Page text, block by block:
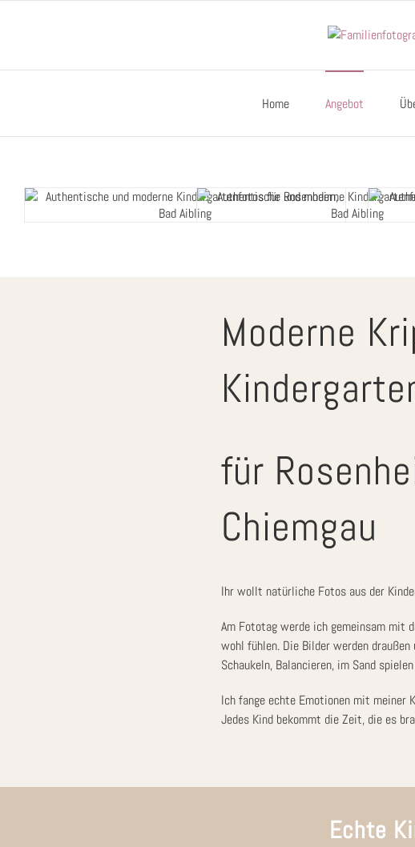
Home Angebot
Moderne
für
Chiemgau
Ihr wollt natürliche Fotos aus der
Am Fototag werde ich gemeinsam mit
wohl fühlen. Die Bilder werden
Schaukeln, Balancieren, im Sand
Ich fange echte Emotionen mit meiner
Jedes Kind bekommt die Zeit, die es
Echte